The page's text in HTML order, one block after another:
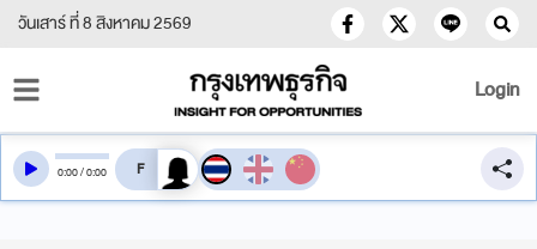
วันเสาร์ ที่ 8 สิงหาคม 2569
Login
0:00/0:00 สลับเสียงอ่าน